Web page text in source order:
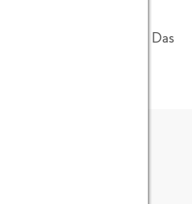
jeden Fall versprechen: Das
zeigen.